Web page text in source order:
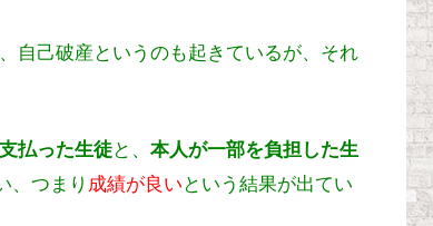
自己破産というのも起きているが、それ
払った生徒と、 本人が一部を負担した生
、つまり 成績が良い という結果が出てい